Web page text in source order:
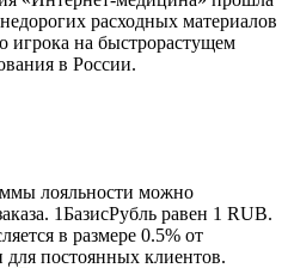
расходных материалов
игрока на быстрорастущем
в России.
лояльности можно
1БазисРубль равен 1 RUB.
в размере 0.5% от
постоянных клиентов.